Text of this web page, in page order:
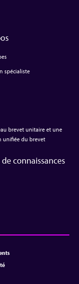
spécialiste
brevet unitaire et une
unifiée du brevet
connaissances